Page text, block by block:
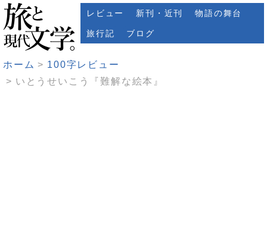
レビュー 新刊・近刊 物語の舞台
旅行記 ブログ
ホーム
100字レビュー
いとうせいこう『難解な絵本』